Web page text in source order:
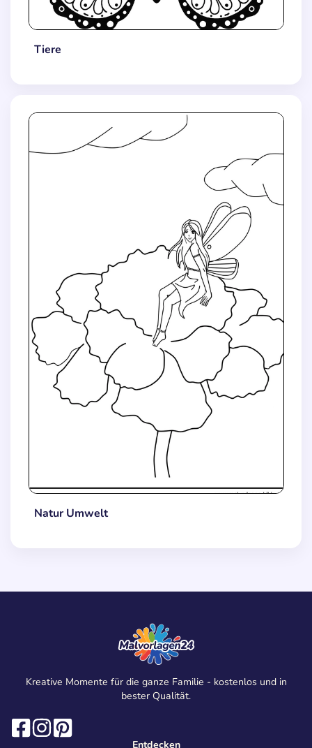
Tiere
Natur Umwelt
Kreative Momente für die ganze Familie - kostenlos und in
bester Qualität.
Entdecken